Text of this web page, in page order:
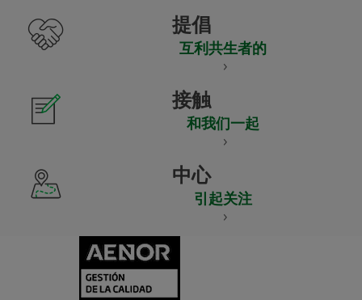
提倡
互利共生者的
接触
和我们一起
中心
引起关注